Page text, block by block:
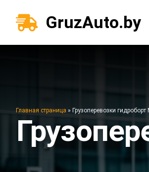
GruzAuto.by
Главная страница » Грузоперевозки